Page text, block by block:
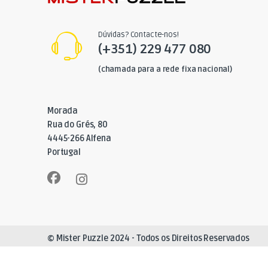
Dúvidas? Contacte-nos!
(+351) 229 477 080
(chamada para a rede fixa nacional)
Morada
Rua do Grés, 80
4445-266 Alfena
Portugal
© Mister Puzzle 2024 - Todos os Direitos Reservados